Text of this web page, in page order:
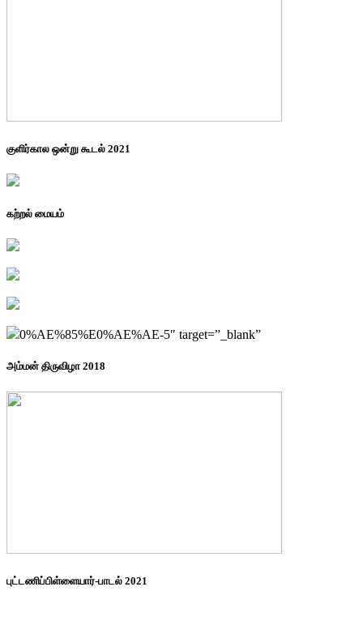
குளிர்கால ஒன்று கூடல் 2021
கற்றல் மையம்
0%AE%85%E0%AE%AE-5″ target=”_blank”
அம்மன் திருவிழா 2018
புட்டணிப்பிள்ளையார்-பாடல் 2021